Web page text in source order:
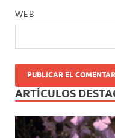
WEB
ARTÍCULOS